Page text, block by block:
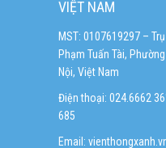
VIỆT NAM
MST: 0107619297 –
Phạm Tuấn Tài,
Nội, Việt Nam
Điện thoại: 024.6662
685
Email: